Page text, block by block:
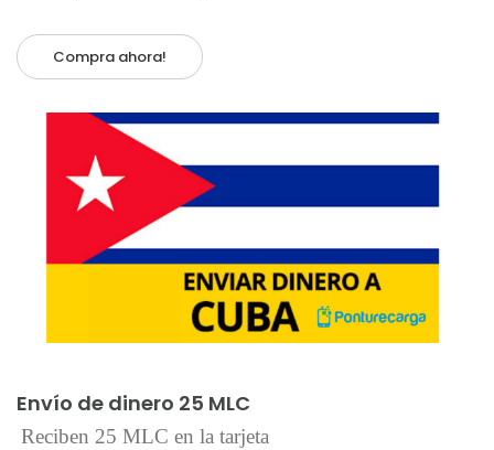
Compra ahora!
Envío de dinero 25 MLC
Reciben 25 MLC en la tarjeta